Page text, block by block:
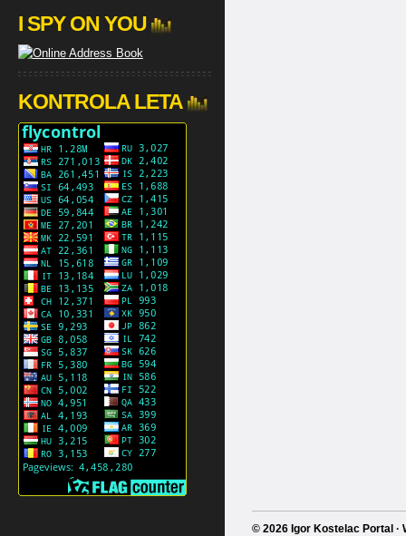
I SPY ON YOU
KONTROLA LETA
© 2026 Igor Kostelac Portal